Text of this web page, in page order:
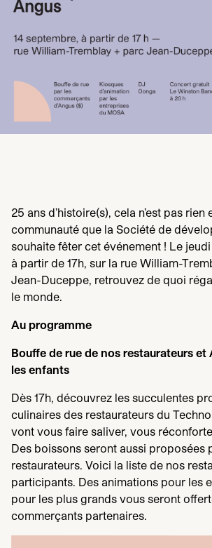
25 ans d’histoire(s), cela n’est pas rien
communauté que la Société de
souhaite fêter cet événement ! Le jeudi
à partir de 17h, sur la rue William-
Jean-Duceppe, retrouvez de quoi
le monde.
Au programme
Bouffe de rue de nos restaurateurs
les enfants
Dès 17h, découvrez les succulentes
culinaires des restaurateurs du
vont vous faire saliver, vous
Des boissons seront aussi proposées
restaurateurs. Voici la liste de nos
participants. Des animations pour les
pour les plus grands vous seront
commerçants partenaires.